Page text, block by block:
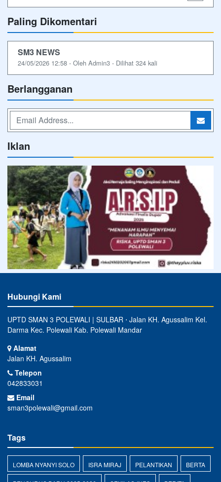
Paling Dikomentari
SM3 NEWS
24/05/2026 12:58 - Oleh Admin3 - Dilihat 324 kali
Berlangganan
Iklan
Hubungi Kami
UPTD SMAN 3 POLEWALI | SULBAR ⋅ Jalan KH. Agussalim Kel.
Darma Kec. Polewali Kab. Polewali Mandar
Alamat
Jalan KH. Agussalim
Telepon
042833031
Email
sman3polewali@gmail.com
Tags
LOMBA NYANYI SOLO ISRA MIRAJ PELANTIKAN BERTA